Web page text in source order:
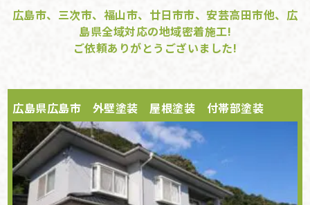
広島市、三次市、福山市、廿日市市、安芸高田市他、広
島県全域対応の地域密着施工!
ご依頼ありがとうございました!
広島県広島市 外壁塗装 屋根塗装 付帯部塗装